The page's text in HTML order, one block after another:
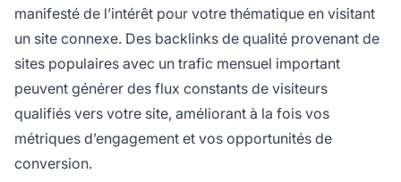
manifesté de l’intérêt pour votre thématique en visitant
un site connexe. Des backlinks de qualité provenant de
sites populaires avec un trafic mensuel important
peuvent générer des flux constants de visiteurs
qualifiés vers votre site, améliorant à la fois vos
métriques d’engagement et vos opportunités de
conversion.